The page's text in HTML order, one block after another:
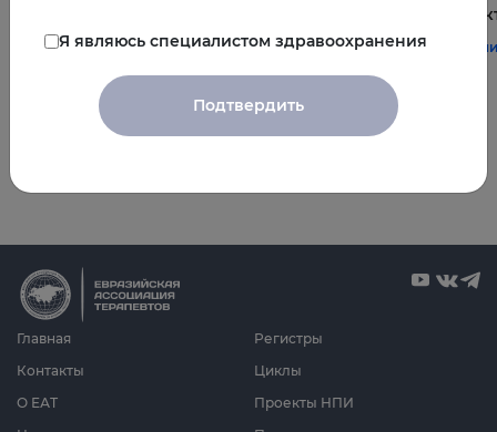
Главная
О ЕАТ
Циклы
Проекты НПИ
Регистры
Контакты
Я являюсь специалистом здравоохранения
Подтвердить